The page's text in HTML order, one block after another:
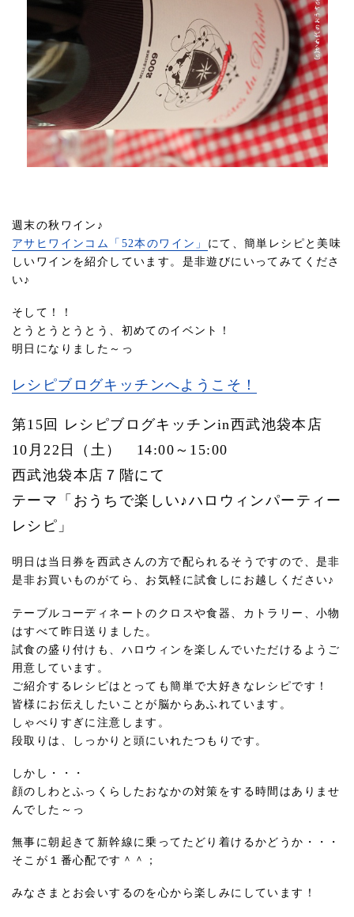
週末の秋ワイン♪
アサヒワインコム「52本のワイン」 にて、簡単レシピと美味
しいワインを紹介しています。是非遊びにいってみてくださ
い♪
そして！！
とうとうとうとう、初めてのイベント！
明日になりました～っ
レシピブログキッチンへようこそ！
第15回 レシピブログキッチンin西武池袋本店
10月22日（土） 14:00～15:00
西武池袋本店７階にて
テーマ「おうちで楽しい♪ハロウィンパーティー
レシピ」
明日は当日券を西武さんの方で配られるそうですので、是非
是非お買いものがてら、お気軽に試食しにお越しください♪
テーブルコーディネートのクロスや食器、カトラリー、小物
はすべて昨日送りました。
試食の盛り付けも、ハロウィンを楽しんでいただけるようご
用意しています。
ご紹介するレシピはとっても簡単で大好きなレシピです！
皆様にお伝えしたいことが脳からあふれています。
しゃべりすぎに注意します。
段取りは、しっかりと頭にいれたつもりです。
しかし・・・
顔のしわとふっくらしたおなかの対策をする時間はありませ
んでした～っ
無事に朝起きて新幹線に乗ってたどり着けるかどうか・・・
そこが１番心配です＾＾；
みなさまとお会いするのを心から楽しみにしています！